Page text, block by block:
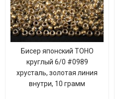
Бисер японский TOHO
круглый 6/0 #0989
хрусталь, золотая линия
внутри, 10 грамм